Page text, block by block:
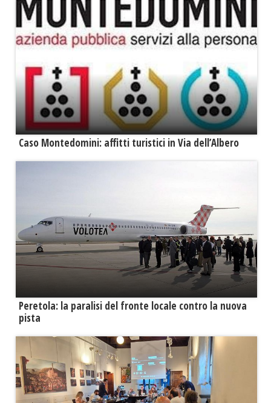
Caso Montedomini: affitti turistici in Via dell’Albero
Peretola: la paralisi del fronte locale contro la nuova
pista